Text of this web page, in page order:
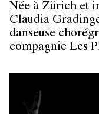
Née à Zürich et
Claudia
danseuse
compagnie Les